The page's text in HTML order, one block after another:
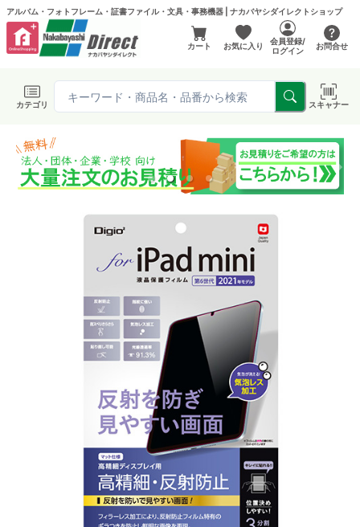
アルバム・フォトフレーム・証書ファイル・文具・事務機器 | ナカバヤシダイレクトショップ
カート お気に入り
会員登録/
ログイン
お問合せ
カテゴリ スキャナー